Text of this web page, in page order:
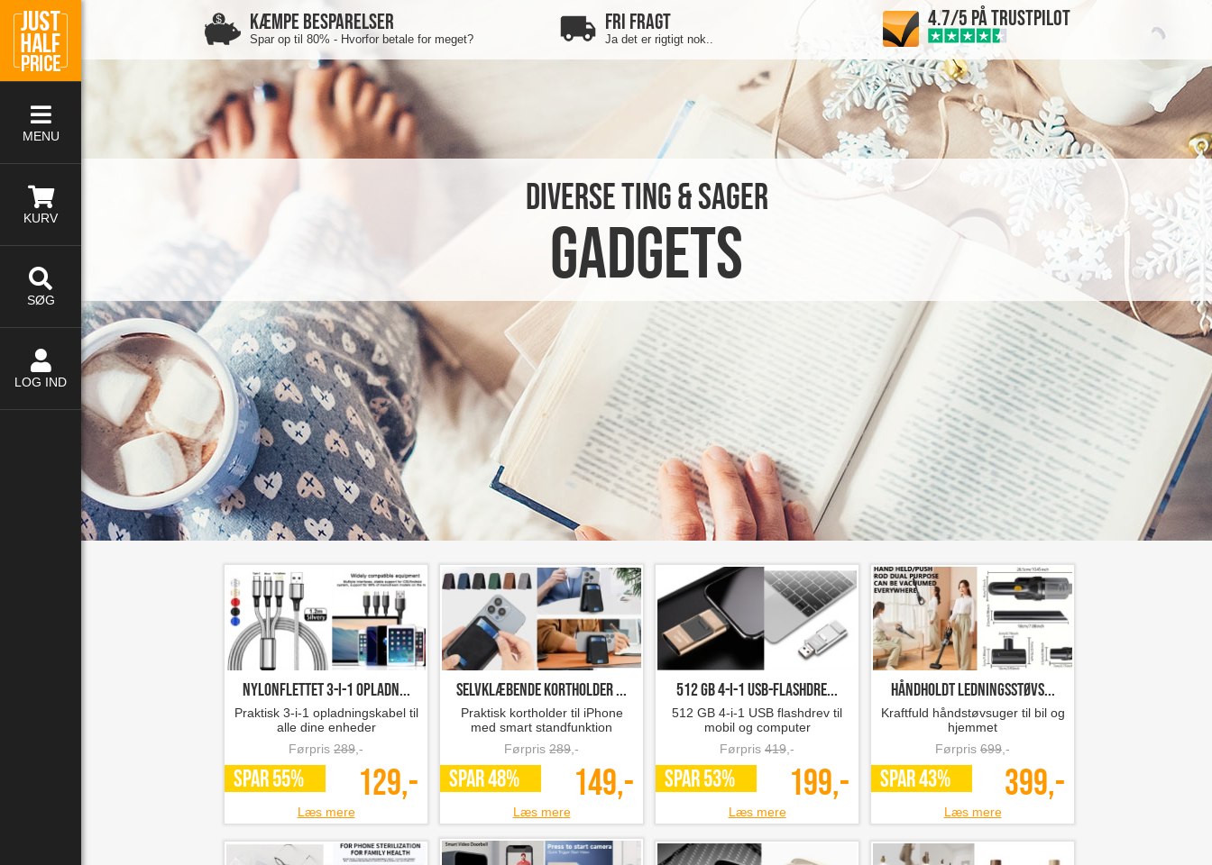
MENU
KURV
SØG
LOG IND
KÆMPE BESPARELSER
Spar op til 80% - Hvorfor betale for meget?
FRI FRAGT
Ja det er rigtigt nok..
4.7/5 PÅ TRUSTPILOT
Diverse Ting & Sager
Gadgets
Nylonflettet 3-i-1 opladn...
Praktisk 3-i-1 opladningskabel til
alle dine enheder
Førpris 289 ,-
SPAR 55% 129,-
Læs mere
Selvklæbende kortholder ...
Praktisk kortholder til iPhone
med smart standfunktion
Førpris 289 ,-
SPAR 48% 149,-
Læs mere
512 GB 4-i-1 USB-flashdre...
512 GB 4-i-1 USB flashdrev til
mobil og computer
Førpris 419 ,-
SPAR 53% 199,-
Læs mere
Håndholdt ledningsstøvs...
Kraftfuld håndstøvsuger til bil og
hjemmet
Førpris 699 ,-
SPAR 43% 399,-
Læs mere